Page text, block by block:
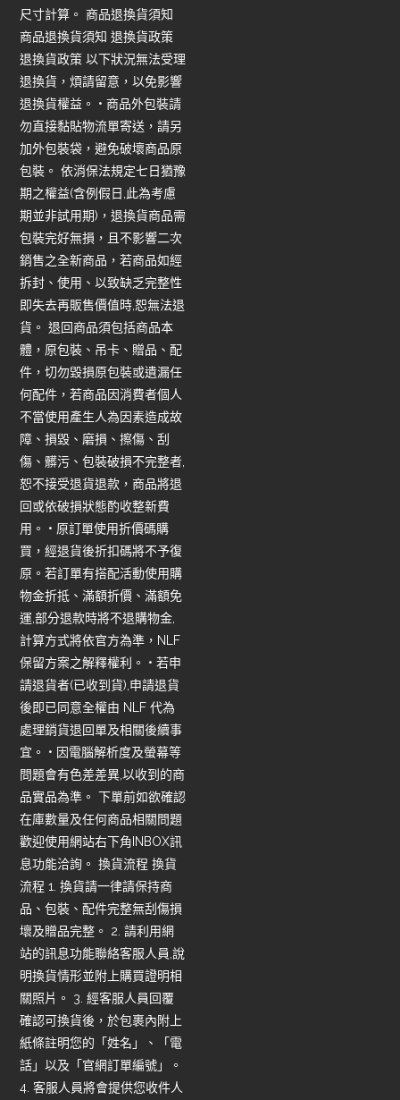
尺寸計算。 商品退換貨須知
商品退換貨須知 退換貨政策
退換貨政策 以下狀況無法受理
退換貨，煩請留意，以免影響
退換貨權益。 • 商品外包裝請
勿直接黏貼物流單寄送，請另
加外包裝袋，避免破壞商品原
包裝。 依消保法規定七日猶豫
期之權益(含例假日,此為考慮
期並非試用期)，退換貨商品需
包裝完好無損，且不影響二次
銷售之全新商品，若商品如經
拆封、使用、以致缺乏完整性
即失去再販售價值時,恕無法退
貨。 退回商品須包括商品本
體，原包裝、吊卡、贈品、配
件，切勿毀損原包裝或遺漏任
何配件，若商品因消費者個人
不當使用產生人為因素造成故
障、損毀、磨損、擦傷、刮
傷、髒污、包裝破損不完整者,
恕不接受退貨退款，商品將退
回或依破損狀態酌收整新費
用。 • 原訂單使用折價碼購
買，經退貨後折扣碼將不予復
原。若訂單有搭配活動使用購
物金折抵、滿額折價、滿額免
運,部分退款時將不退購物金,
計算方式將依官方為準，NLF
保留方案之解釋權利。 • 若申
請退貨者(已收到貨),申請退貨
後即已同意全權由 NLF 代為
處理銷貨退回單及相關後續事
宜。 • 因電腦解析度及螢幕等
問題會有色差差異,以收到的商
品實品為準。 下單前如欲確認
在庫數量及任何商品相關問題
歡迎使用網站右下角INBOX訊
息功能洽詢。 換貨流程 換貨
流程 1. 換貨請一律請保持商
品、包裝、配件完整無刮傷損
壞及贈品完整。 2. 請利用網
站的訊息功能聯絡客服人員,說
明換貨情形並附上購買證明相
關照片。 3. 經客服人員回覆
確認可換貨後，於包裹內附上
紙條註明您的「姓名」、「電
話」以及「官網訂單編號」。
4. 客服人員將會提供您收件人